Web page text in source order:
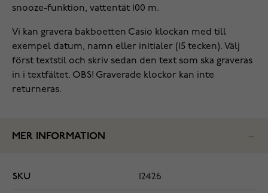
snooze-funktion, vattentät 100 m.
Vi kan gravera bakboetten Casio klockan med till
exempel datum, namn eller initialer (15 tecken). Välj
först textstil och skriv sedan den text som ska graveras
in i textfältet. OBS! Graverade klockor kan inte
returneras.
MER INFORMATION
SKU 12426